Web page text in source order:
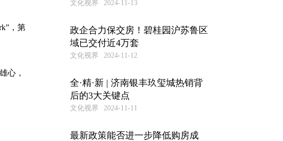
，第
心，
文化视界 2024-11-13
政企合力保交房！碧桂园沪苏鲁区
域已交付近4万套
文化视界 2024-11-12
全·精·新 | 济南银丰玖玺城热销背
后的3大关键点
文化视界 2024-11-11
最新政策能否进一步降低购房成